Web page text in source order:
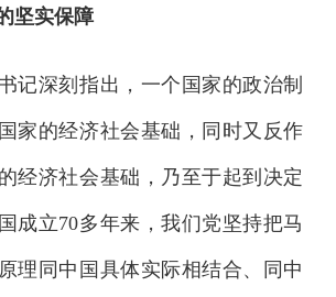
坚实保障
深刻指出，一个国家的政治制
家的经济社会基础，同时又反作
经济社会基础，乃至于起到决定
成立70多年来，我们党坚持把马
理同中国具体实际相结合、同中